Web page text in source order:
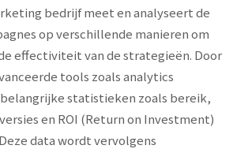
bedrijf meet en analyseert de
op verschillende manieren om
effectiviteit van de strategieën. Door
tools zoals analytics
statistieken zoals bereik,
en ROI (Return on Investment)
data wordt vervolgens